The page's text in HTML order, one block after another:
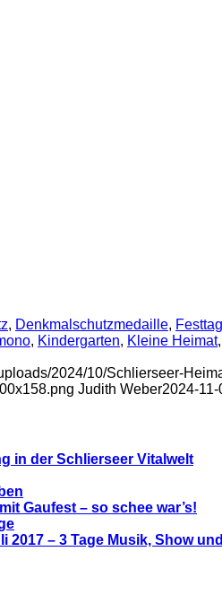
, Denkmalschutzmedaille,
, Kindergarten, Kleine Heimat,
2024/10/Schlierseer-
Judith Weber2024-
in der Schlierseer Vitalwelt
Gaufest – so schee war’s!
2017 – 3 Tage Musik, Show